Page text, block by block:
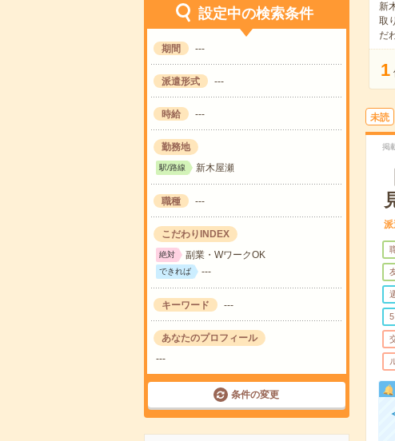
設定中の検索条件
期間 ---
派遣形式 ---
時給 ---
勤務地
駅/路線 新木屋瀬
職種 ---
こだわりINDEX
絶対 副業・WワークOK
できれば ---
キーワード ---
あなたのプロフィール
---
条件の変更
新
取
だ
1
未読
掲
派